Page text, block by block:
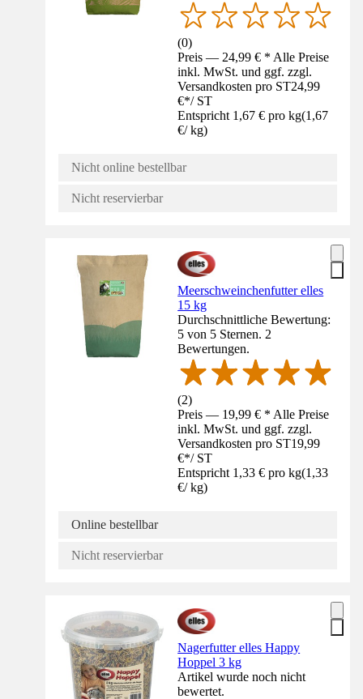
(0)
Preis — 24,99 € * Alle Preise
inkl. MwSt. und ggf. zzgl.
Versandkosten pro ST24,99
€*/ ST
Entspricht 1,67 € pro kg(1,67
€/ kg)
Nicht online bestellbar
Nicht reservierbar
Meerschweinchenfutter elles
15 kg
Durchschnittliche Bewertung:
5 von 5 Sternen. 2
Bewertungen.
(2)
Preis — 19,99 € * Alle Preise
inkl. MwSt. und ggf. zzgl.
Versandkosten pro ST19,99
€*/ ST
Entspricht 1,33 € pro kg(1,33
€/ kg)
Online bestellbar
Nicht reservierbar
Nagerfutter elles Happy
Hoppel 3 kg
Artikel wurde noch nicht
bewertet.